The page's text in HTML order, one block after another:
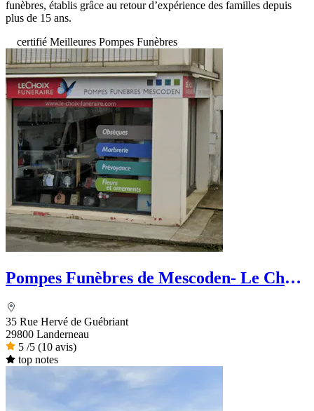
funèbres, établis grâce au retour d’expérience des familles depuis
plus de 15 ans.
certifié Meilleures Pompes Funèbres
Pompes Funèbres de Mescoden- Le Choix
35 Rue Hervé de Guébriant
29800 Landerneau
5 /5 (10 avis)
top notes